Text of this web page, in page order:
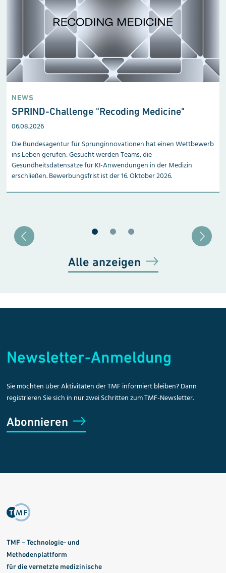
NEWS
SPRIND-Challenge "Recoding Medicine"
06.08.2026
Die Bundesagentur für Sprunginnovationen hat einen Wettbewerb
ins Leben gerufen: Gesucht werden Teams, die
Gesundheitsdatensätze für KI-Anwendungen in der Medizin
erschließen. Bewerbungsfrist ist der 16. Oktober 2026.
Alle anzeigen
Newsletter-Anmeldung
Sie möchten über Aktivitäten der TMF informiert bleiben? Dann
registrieren Sie sich in nur zwei Schritten zum TMF-Newsletter.
Abonnieren
TMF – Technologie- und
Methodenplattform
für die vernetzte medizinische